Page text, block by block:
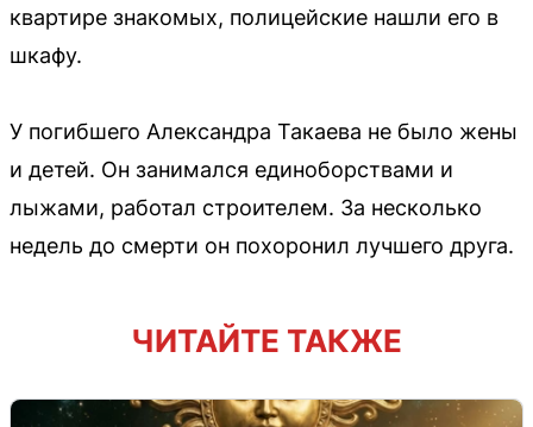
квартире знакомых, полицейские нашли его в
шкафу.
У погибшего Александра Такаева не было жены
и детей. Он занимался единоборствами и
лыжами, работал строителем. За несколько
недель до смерти он похоронил лучшего друга.
ЧИТАЙТЕ ТАКЖЕ